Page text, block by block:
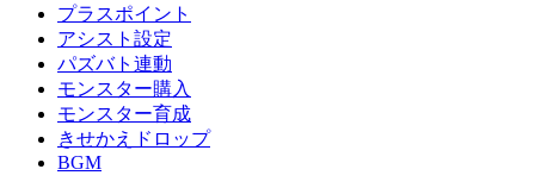
プラスポイント
アシスト設定
パズバト連動
モンスター購入
モンスター育成
きせかえドロップ
BGM